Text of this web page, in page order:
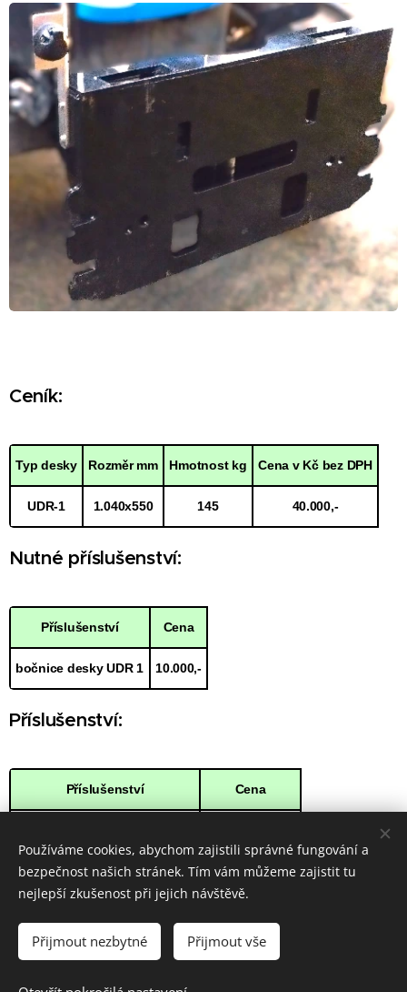
Ceník:
Typ desky Rozměr mm Hmotnost kg Cena v Kč bez DPH
UDR-1 1.040x550 145 40.000,-
Nutné příslušenství:
Příslušenství Cena
bočnice desky UDR 1 10.000,-
Příslušenství:
Příslušenství Cena
Ceny jsou uvedeny bez DPH.
Používáme cookies, abychom zajistili správné fungování a
bezpečnost našich stránek. Tím vám můžeme zajistit tu
nejlepší zkušenost při jejich návštěvě.
Přijmout nezbytné Přijmout vše